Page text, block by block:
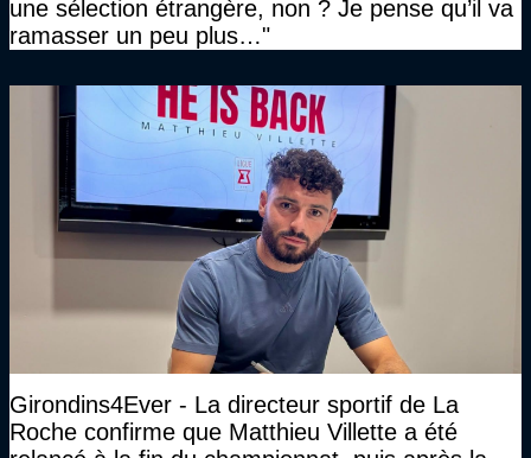
une sélection étrangère, non ? Je pense qu’il va
ramasser un peu plus…"
Girondins4Ever - La directeur sportif de La
Roche confirme que Matthieu Villette a été